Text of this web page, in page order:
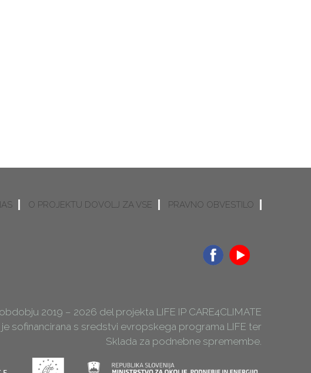
O PROJEKTU DOVOLJ ZA VSE PRAVNO OBVESTILO
2019 – 2026 del projekta LIFE IP CARE4CLIMATE
sofinancirana s sredstvi evropskega programa LIFE ter
Sklada za podnebne spremembe.